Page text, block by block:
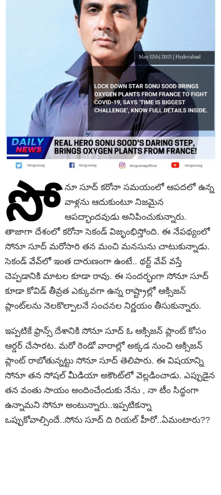
సో నూ సూద్ కరోనా సమయంలో ఆపదలో ఉన్న
వాళ్లను ఆదుకుంటూ నిజమైన
ఆపద్భాందవుడు అనిపించుకున్నారు.
తాజాగా దేశంలో కరోనా సెకండ్ విజృంభిస్తోంది. ఈ నేపథ్యంలో
సోనూ సూద్ మరోసారి తన మంచి మనసును చాటుకున్నాడు.
సెకండ్ వేవ్‌లో ఇంత దారుణంగా ఉంటే.. థర్ట్ వేవ్ వస్తే
చెప్పడానికి మాటల కూడా రావు. ఈ సందర్భంగా సోనూ సూద్
కూడా కోవిడ్ తీవ్రత ఎక్కువగా ఉన్న రాష్ట్రాల్లో ఆక్సిజన్
ప్లాంట్‌లను నెలకొల్పాలనే సంచనల నిర్ణయం తీసుకున్నారు.
ఇప్పటికే ఫ్రాన్స్ దేశానికి సోనూ సూద్ ఓ ఆక్సిజన్ ప్లాంట్ కోసం
ఆర్డర్ చేసారట. మరో రెండో వారాల్లో అక్కడ నుంచి ఆక్సిజన్
ప్లాంట్ రాబోతున్నట్టు సోనూ సూద్ తెలిపారు. ఈ విషయాన్ని
సోనూ తన సోషల్ మీడియా అకౌంట్‌లో వెల్లడించాడు. ఎప్పుడైన
త‌న వంతు సాయం అందించేందుకు నేను , నా టీం సిద్ధంగా
ఉన్నామ‌ని సోనూ అంటున్నారు..ఇప్పటికన్నా
ఒప్పుకోవాల్సిందే..సోను సూద్ ది రియల్ హీరో..ఏమంటారు??